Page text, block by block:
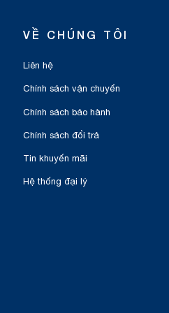
VỀ CHÚNG TÔI
Liên hệ
Chính sách vận chuyển
Chính sách bảo hành
Chính sách đổi trả
Tin khuyến mãi
Hệ thống đại lý